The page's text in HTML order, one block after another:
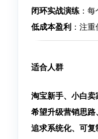
闭环实战演练 ：
低成本盈利 ：注
适合人群
淘宝新手、小白卖
希望升级营销思
追求系统化、可